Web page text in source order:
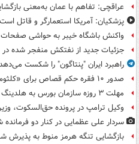
عراقچی: تفاهم با عمان به‌معنی
پزشکیان: آمریکا استعمارگر و قاتل است
واکنش باشگاه خیبر به حواشی
جزئیات جدید از نفتکش منفجر شده در
راهبرد ایران "پنتاگون" را شکست
صدور ۱۰ فقره حکم قصاص برای «کلثوم اکبری»
مهلت ۳ روزه سازمان بورس به هلدینگ خلیج فارس
وکیل ترامپ در پرونده حق‌السکوت،
سردار علی عظمایی در کنار دو فرمانده
بازگشایی تنگه هرمز منوط به پذیرش